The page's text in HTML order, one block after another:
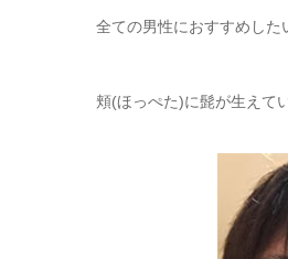
全ての男性におすすめした
頬(ほっぺた)に髭が生えて